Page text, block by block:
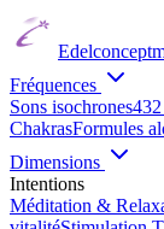
Edelconcept
Fréquences
Sons isochrones
ChakrasFormules
Dimensions
Intentions
Méditation &